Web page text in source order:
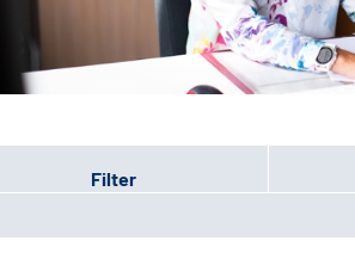
Leichte Sprache
Filter